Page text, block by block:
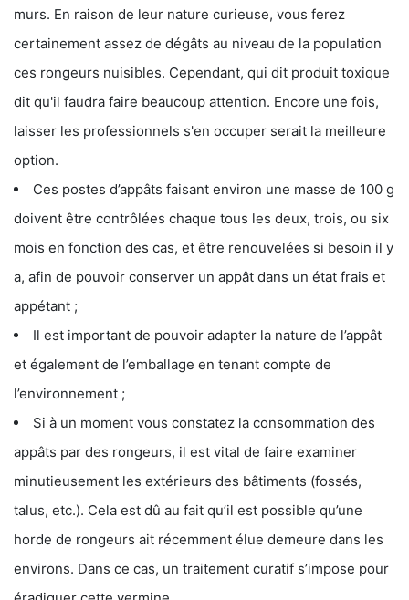
murs. En raison de leur nature curieuse, vous ferez
certainement assez de dégâts au niveau de la population
ces rongeurs nuisibles. Cependant, qui dit produit toxique
dit qu'il faudra faire beaucoup attention. Encore une fois,
laisser les professionnels s'en occuper serait la meilleure
option.
Ces postes d’appâts faisant environ une masse de 100 g
doivent être contrôlées chaque tous les deux, trois, ou six
mois en fonction des cas, et être renouvelées si besoin il y
a, afin de pouvoir conserver un appât dans un état frais et
appétant ;
Il est important de pouvoir adapter la nature de l’appât
et également de l’emballage en tenant compte de
l’environnement ;
Si à un moment vous constatez la consommation des
appâts par des rongeurs, il est vital de faire examiner
minutieusement les extérieurs des bâtiments (fossés,
talus, etc.). Cela est dû au fait qu’il est possible qu’une
horde de rongeurs ait récemment élue demeure dans les
environs. Dans ce cas, un traitement curatif s’impose pour